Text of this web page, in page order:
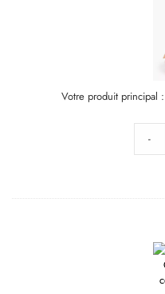
Votre produit principal :
-